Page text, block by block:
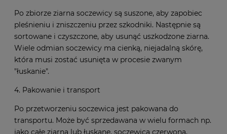
Po zbiorze ziarna soczewicy są suszone, aby zapobiec
pleśnieniu i zniszczeniu przez szkodniki. Następnie są
sortowane i czyszczone, aby usunąć uszkodzone ziarna.
Wiele odmian soczewicy ma cienką, niejadalną skórę,
która musi zostać usunięta w procesie zwanym
"łuskanie".
4. Pakowanie i transport
Po przetworzeniu soczewica jest pakowana do
transportu. Może być sprzedawana w wielu formach np.
jako całe ziarna lub łuskane, soczewica czerwona,